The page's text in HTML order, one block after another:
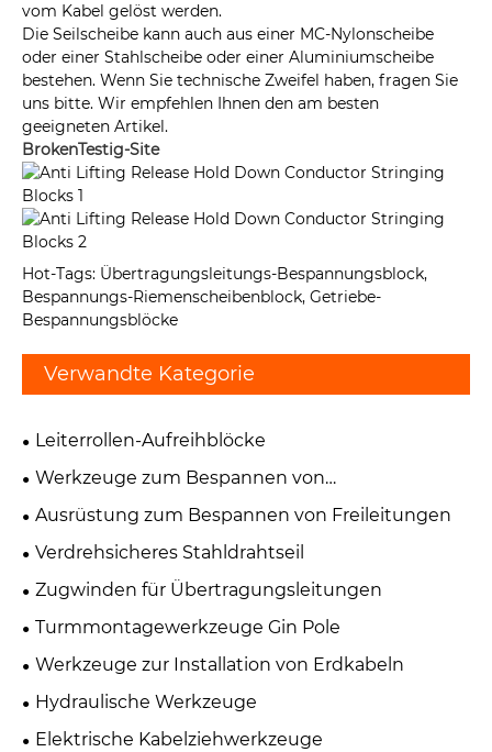
vom Kabel gelöst werden.
Die Seilscheibe kann auch aus einer MC-Nylonscheibe
oder einer Stahlscheibe oder einer Aluminiumscheibe
bestehen. Wenn Sie technische Zweifel haben, fragen Sie
uns bitte. Wir empfehlen Ihnen den am besten
geeigneten Artikel.
BrokenTestig-Site
Hot-Tags: Übertragungsleitungs-Bespannungsblock,
Bespannungs-Riemenscheibenblock, Getriebe-
Bespannungsblöcke
Verwandte Kategorie
Leiterrollen-Aufreihblöcke
Werkzeuge zum Bespannen von
Übertragungsleitungen
Ausrüstung zum Bespannen von Freileitungen
Verdrehsicheres Stahldrahtseil
Zugwinden für Übertragungsleitungen
Turmmontagewerkzeuge Gin Pole
Werkzeuge zur Installation von Erdkabeln
Hydraulische Werkzeuge
Elektrische Kabelziehwerkzeuge